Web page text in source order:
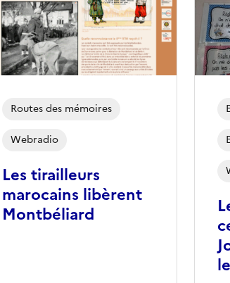
Les tirailleurs
marocains libèrent
Montbéliard
Routes des mémoires
Webradio